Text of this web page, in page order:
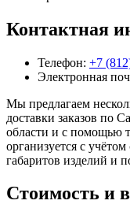
Контактная
Телефон: +7
Электронная
Мы предлагаем
доставки заказов по
области и с помощью
организуется с
габаритов изделий и
Стоимость и